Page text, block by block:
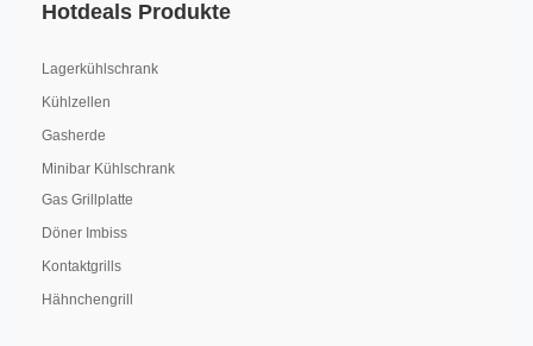
Hotdeals Produkte
Lagerkühlschrank
Kühlzellen
Gasherde
Minibar Kühlschrank
Gas Grillplatte
Döner Imbiss
Kontaktgrills
Hähnchengrill